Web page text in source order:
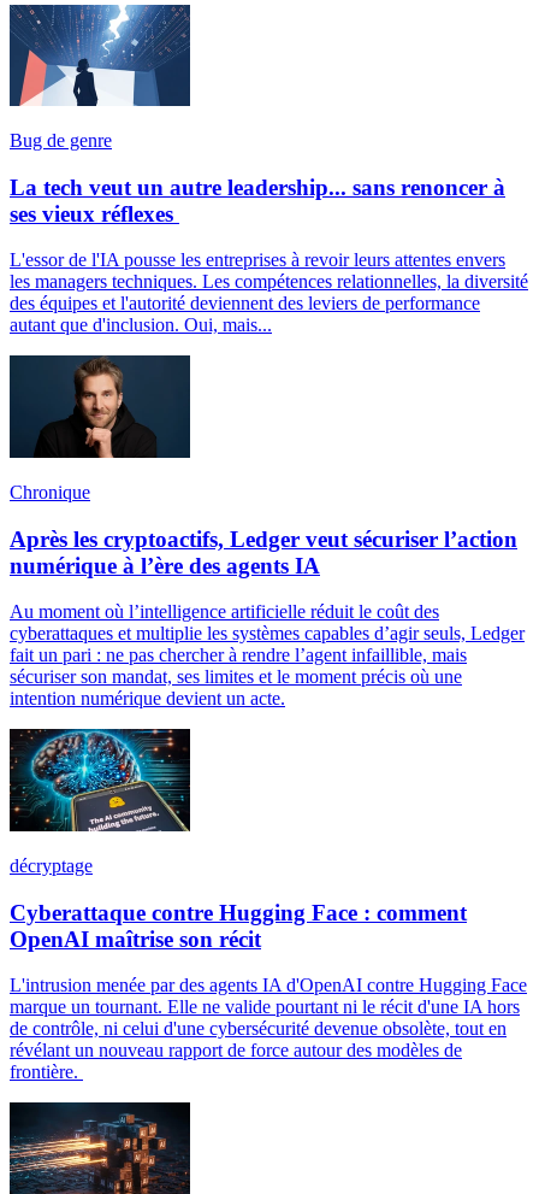
Bug de genre
La tech veut un autre leadership... sans renoncer à
ses vieux réflexes
L'essor de l'IA pousse les entreprises à revoir leurs attentes envers
les managers techniques. Les compétences relationnelles, la diversité
des équipes et l'autorité deviennent des leviers de performance
autant que d'inclusion. Oui, mais...
Chronique
Après les cryptoactifs, Ledger veut sécuriser l’action
numérique à l’ère des agents IA
Au moment où l’intelligence artificielle réduit le coût des
cyberattaques et multiplie les systèmes capables d’agir seuls, Ledger
fait un pari : ne pas chercher à rendre l’agent infaillible, mais
sécuriser son mandat, ses limites et le moment précis où une
intention numérique devient un acte.
décryptage
Cyberattaque contre Hugging Face : comment
OpenAI maîtrise son récit
L'intrusion menée par des agents IA d'OpenAI contre Hugging Face
marque un tournant. Elle ne valide pourtant ni le récit d'une IA hors
de contrôle, ni celui d'une cybersécurité devenue obsolète, tout en
révélant un nouveau rapport de force autour des modèles de
frontière.